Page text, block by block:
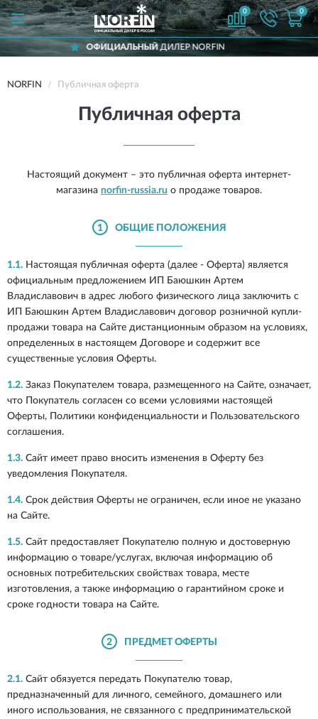
0 0
ДИЛЕР NORFIN
NORFIN Публичная оферта
Публичная оферта
Настоящий документ – это публичная оферта интернет-
магазина norfin-russia.ru о продаже товаров.
1 ОБЩИЕ ПОЛОЖЕНИЯ
1.1. Настоящая публичная оферта (далее - Оферта) является
официальным предложением ИП Баюшкин Артем
Владиславович в адрес любого физического лица заключить с
ИП Баюшкин Артем Владиславович договор розничной купли-
продажи товара на Сайте дистанционным образом на условиях,
определенных в настоящем Договоре и содержит все
существенные условия Оферты.
1.2. Заказ Покупателем товара, размещенного на Сайте, означает,
что Покупатель согласен со всеми условиями настоящей
Оферты, Политики конфиденциальности и Пользовательского
соглашения.
1.3. Сайт имеет право вносить изменения в Оферту без
уведомления Покупателя.
1.4. Срок действия Оферты не ограничен, если иное не указано
на Сайте.
1.5. Сайт предоставляет Покупателю полную и достоверную
информацию о товаре/услугах, включая информацию об
основных потребительских свойствах товара, месте
изготовления, а также информацию о гарантийном сроке и
сроке годности товара на Сайте.
2 ПРЕДМЕТ ОФЕРТЫ
2.1. Сайт обязуется передать Покупателю товар,
предназначенный для личного, семейного, домашнего или
иного использования, не связанного с предпринимательской